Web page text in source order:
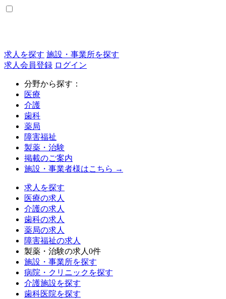
求人を探す 施設・事業所を探す
求人会員登録 ログイン
分野から探す：
医療
介護
歯科
薬局
障害福祉
製薬・治験
掲載のご案内
施設・事業者様はこちら →
求人を探す
医療の求人
介護の求人
歯科の求人
薬局の求人
障害福祉の求人
製薬・治験の求人 0件
施設・事業所を探す
病院・クリニックを探す
介護施設を探す
歯科医院を探す